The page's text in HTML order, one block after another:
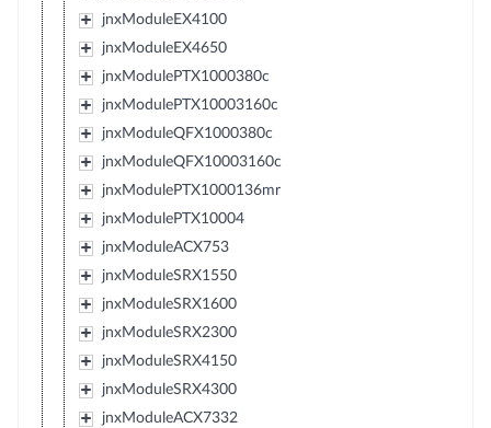
jnxModuleEX4100
jnxModuleEX4650
jnxModulePTX1000380c
jnxModulePTX10003160c
jnxModuleQFX1000380c
jnxModuleQFX10003160c
jnxModulePTX1000136mr
jnxModulePTX10004
jnxModuleACX753
jnxModuleSRX1550
jnxModuleSRX1600
jnxModuleSRX2300
jnxModuleSRX4150
jnxModuleSRX4300
jnxModuleACX7332